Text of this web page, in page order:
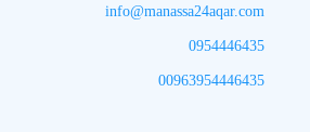
info@manassa24aqar.com
0954446435
00963954446435